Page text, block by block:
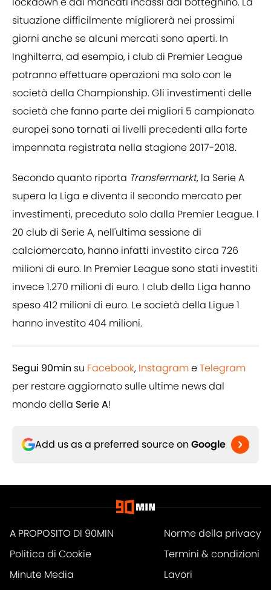
situazione difficilmente migliorerà nei prossimi
giorni anche se alcuni mercati sono aperti. In
Inghilterra, ad esempio, i club di Premier League
potranno effettuare operazioni ma solo con le
società della Championship. Gli investimenti delle
società che fanno parte dei migliori 5 campionato
europei sono tornati ai livelli precedenti alla forte
impennata registrata nella stagione 2017-2018.
Secondo quanto riporta Transfermarkt, la Serie A
supera la Liga e diventa il secondo mercato per
investimenti, preceduto solo dalla Premier League. I
20 club di Serie A, nell'ultima sessione di
calciomercato, hanno infatti investito circa 726
milioni di euro. In Premier League sono stati investiti
invece 1.270 milioni di euro. I club della Liga hanno
speso 412 milioni di euro. Le società della Ligue 1
hanno investito 404 milioni.
Segui 90min su Facebook, InstagrameTelegram
per restare aggiornato sulle ultime news dal
mondo della Serie A!
Add us as a preferred source on Google
A PROPOSITO DI 90MIN
Norme della privacy
Politica di Cookie
Termini & condizioni
Minute Media
Lavori